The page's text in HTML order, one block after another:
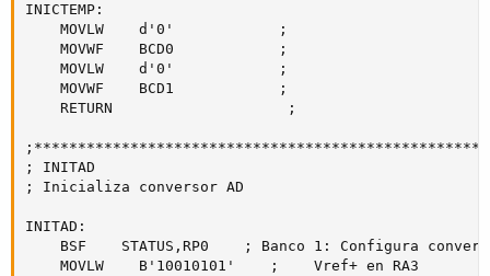
INICTEMP:
    MOVLW    d'0'            ;
    MOVWF    BCD0            ;
    MOVLW    d'0'            ;
    MOVWF    BCD1            ;
    RETURN                    ;
; INITAD
; Inicializa conversor AD
INITAD:
BSF    STATUS,RP0    ; Banco 1: Configura
    MOVLW    B'10010101'    ;    Vref+ en RA3